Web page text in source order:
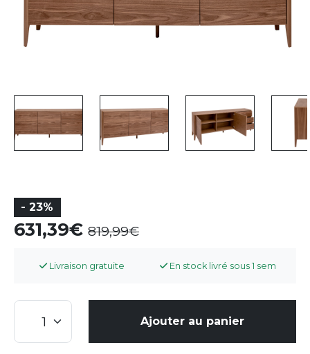
- 23%
631,39 819,99
Livraison gratuite En stock livré sous 1 sem
Ajouter au panier